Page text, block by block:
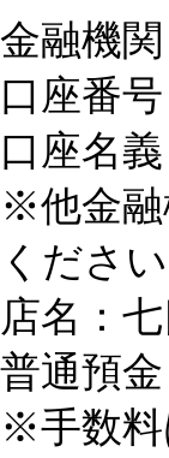
金融機
口座番
口座名
※他金融
ください
店名：
普通預
※手数料